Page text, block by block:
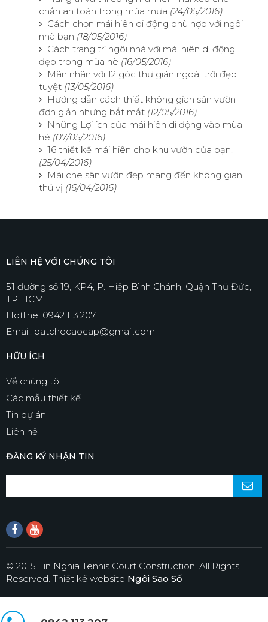
chắn an toàn trong mùa mưa (24/05/2016)
Cách chọn mái hiên di động phù hợp với ngôi
nhà bạn (18/05/2016)
Cách trang trí ngôi nhà với mái hiên di động
đẹp trong mùa hè (16/05/2016)
Mãn nhãn với 12 góc thư giãn ngoài trời đẹp
tuyệt (13/05/2016)
Hướng dẫn cách thiết không gian sân vườn
đơn giản nhưng bắt mắt (12/05/2016)
Những Lợi ích của mái hiên di động vào mùa
hè (07/05/2016)
16 thiết kế mái hiên cho khu vườn của bạn.
(25/04/2016)
Mái che sân vườn đẹp mang đến không gian
thú vị (16/04/2016)
LIÊN HỆ VỚI CHÚNG TÔI
51 đường số 19, KP4, P. Hiệp Bình Chánh, Quận Thủ Đức,
TP HCM
Hotline: 0942.113.207
Email: batchecaocap@gmail.com
HỮU ÍCH
Về chúng tôi
Các mẫu thiết kế
Tin dự án
Liên hệ
ĐĂNG KÝ NHẬN TIN
© 2015 Tin Nghia Tennis Court Construction. All Rights
Reserved. Thiết kế website Ngôi Sao Số